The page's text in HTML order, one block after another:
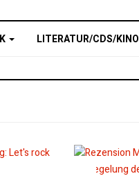
LITERATUR/CDS/KINO